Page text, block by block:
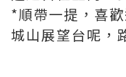
*順帶一提，喜
城山展望台呢，